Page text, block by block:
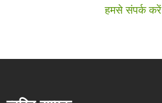
हमसे संपर्क करें